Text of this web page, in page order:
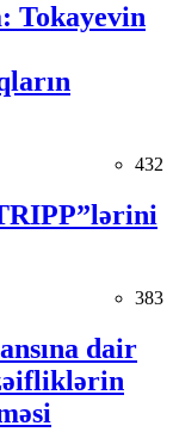
Tokayevin
432
383
dair